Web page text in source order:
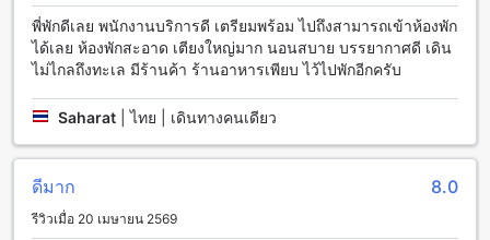
สบายใจและเพลิดเพลินไปกับการสูบบุหรี่ อีกทั้งยังมีตู้เซฟที่ให้
บริการเพื่อความปลอดภัยของทรัพย์สินของคุณ
สิ่งอำนวยความสะดวกในการเดินทางที่ทรายทอง รีสอร์ท
ทรายทอง รีสอร์ท มีสิ่งอำนวยความสะดวกในการเดินทางมากมาย
เริ่มต้นด้วยบริการรับส่งสนามบินที่สะดวกสบาย ที่พักยังมีบริการ
ทัวร์ที่ช่วยให้คุณสามารถสำรวจสถานที่ท่องเที่ยวและสถานที่ท่อง
เที่ยวที่น่าสนใจในพื้นที่ได้อย่างง่ายดาย นอกจากนี้ยังมีบริการรถ
รับส่งฟรีภายในสถานที่ ซึ่งช่วยให้คุณสามารถเดินทางไปยังสถาน
ที่ต่างๆ ในพื้นที่ได้อย่างสะดวกสบาย นอกจากนี้ยังมีบริการจัดหา
พี่พักดีเลย พนักงานบริการดี เตรียมพร้อม ไปถึงสามารถเข้าห้องพัก
ได้เลย ห้องพักสะอาด เตียงใหญ่มาก นอนสบาย บรรยากาศดี เดิน
ไม่ไกลถึงทะเล มีร้านค้า ร้านอาหารเพียบ ไว้ไปพักอีกครับ
Saharat |ไทย | เดินทางคนเดียว
ดีมาก 8.0
รีวิวเมื่อ 20 เมษายน 2569